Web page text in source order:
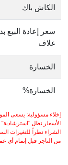
الكاش باك
سعر إعادة البيع
غلاف
الخسارة
الخسارة%
إخلاء مسؤولية: يسعى
الأسعار تظل
الشراء نظراً للتغيرات
من التاجر قبل إتمام أي